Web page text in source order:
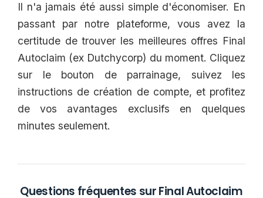
Il n'a jamais été aussi simple d'économiser. En
passant par notre plateforme, vous avez la
certitude de trouver les meilleures offres Final
Autoclaim (ex Dutchycorp) du moment. Cliquez
sur le bouton de parrainage, suivez les
instructions de création de compte, et profitez
de vos avantages exclusifs en quelques
minutes seulement.
Questions fréquentes sur Final Autoclaim